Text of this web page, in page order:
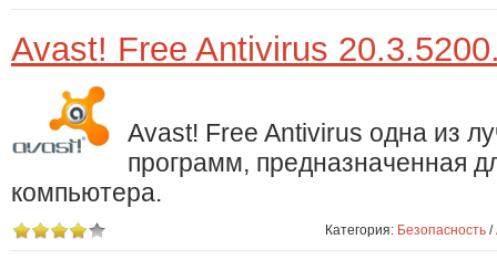
Avast! Free Antivirus
Avast! Free Antivirus одна из
программ, предназначенная
компьютера.
Категория: Безопасность /